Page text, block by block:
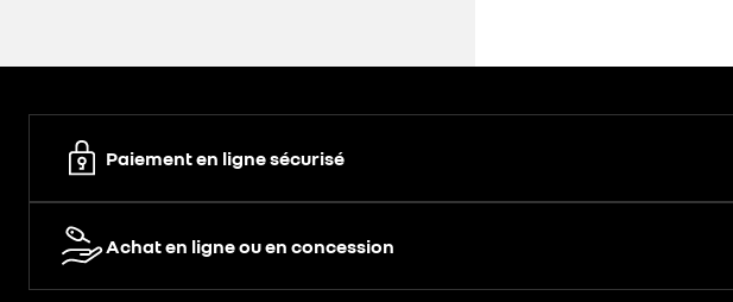
Paiement en ligne sécurisé
Achat en ligne ou en concession